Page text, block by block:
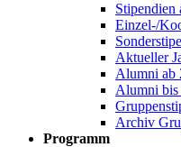
Stipendien
Einzel-/
Aktueller
Alumni ab
Alumni bis
Archiv
Programm